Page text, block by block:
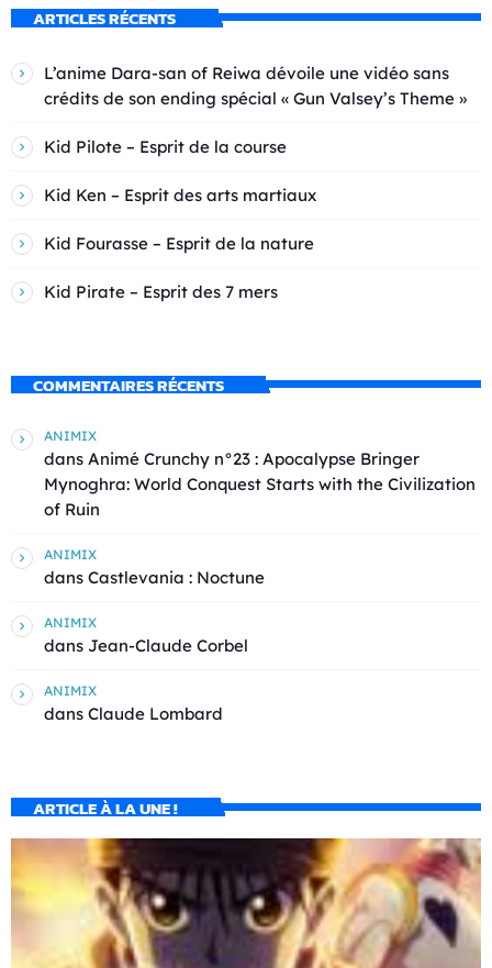
ARTICLES RÉCENTS
L’anime Dara-san of Reiwa dévoile une vidéo sans
crédits de son ending spécial « Gun Valsey’s Theme »
Kid Pilote – Esprit de la course
Kid Ken – Esprit des arts martiaux
Kid Fourasse – Esprit de la nature
Kid Pirate – Esprit des 7 mers
COMMENTAIRES RÉCENTS
ANIMIX
dans Animé Crunchy n°23 : Apocalypse Bringer
Mynoghra: World Conquest Starts with the Civilization
of Ruin
ANIMIX
dans Castlevania : Noctune
ANIMIX
dans Jean-Claude Corbel
ANIMIX
dans Claude Lombard
ARTICLE À LA UNE !